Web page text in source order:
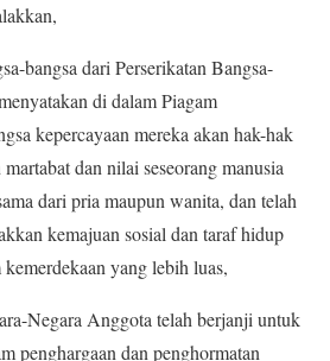
bangsa dari Perserikatan Bangsa-
di dalam Piagam
kepercayaan mereka akan hak-hak
dan nilai seseorang manusia
dari pria maupun wanita, dan telah
kemajuan sosial dan taraf hidup
yang lebih luas,
Negara Anggota telah berjanji untuk
penghargaan dan penghormatan